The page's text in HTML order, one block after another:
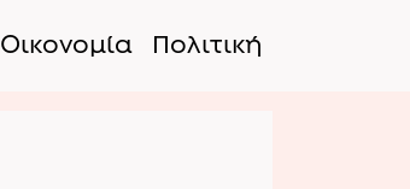
Οικονομία Πολιτική